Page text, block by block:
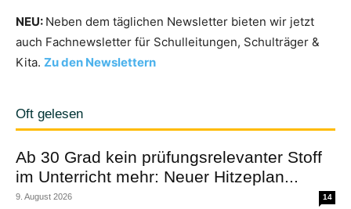
NEU: Neben dem täglichen Newsletter bieten wir jetzt
auch Fachnewsletter für Schulleitungen, Schulträger &
Kita. Zu den Newslettern
Oft gelesen
Ab 30 Grad kein prüfungsrelevanter Stoff
im Unterricht mehr: Neuer Hitzeplan...
9. August 2026 14